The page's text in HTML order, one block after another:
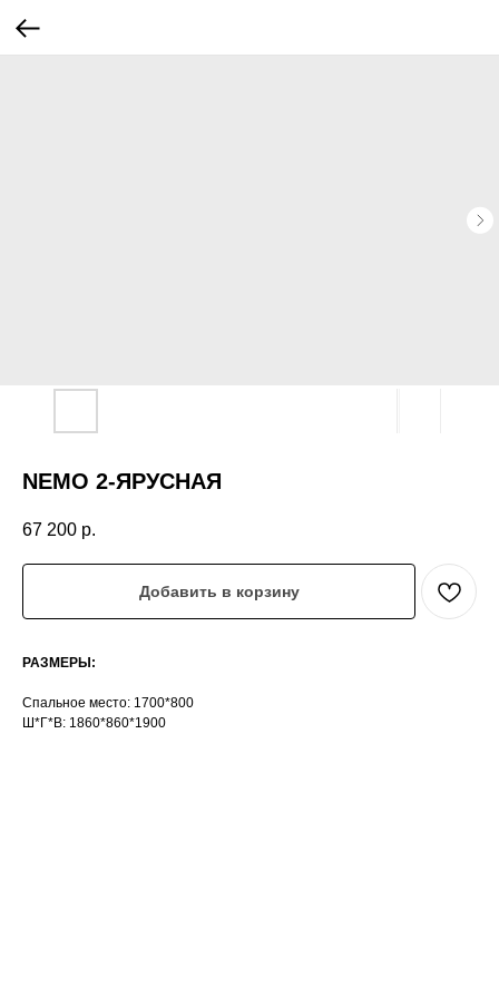
NEMO 2-ЯРУСНАЯ
67 200 р.
Добавить в корзину
РАЗМЕРЫ:
Спальное место: 1700*800
Ш*Г*В: 1860*860*1900